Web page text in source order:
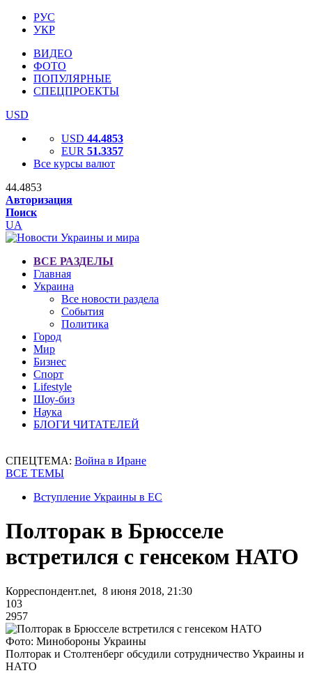
РУС
УКР
ВИДЕО
ФОТО
ПОПУЛЯРНЫЕ
СПЕЦПРОЕКТЫ
USD
USD 44.4853
EUR 51.3357
Все курсы валют
44.4853
Авторизация
Поиск
UA
ВСЕ РАЗДЕЛЫ
Главная
Украина
Все новости раздела
События
Политика
Город
Мир
Бизнес
Спорт
Lifestyle
Шоу-биз
Наука
БЛОГИ ЧИТАТЕЛЕЙ
СПЕЦТЕМА: Война в Иране
ВСЕ ТЕМЫ
Вступление Украины в ЕС
Полторак в Брюсселе
встретился с генсеком НАТО
Корреспондент.net, 8 июня 2018, 21:30
103
2957
Фото: Минобороны Украины
Полторак и Столтенберг обсудили сотрудничество Украины и
НАТО